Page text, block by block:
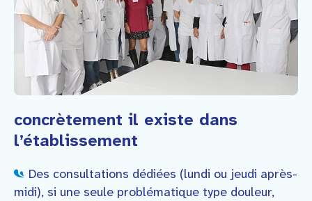
concrètement il existe dans
l’établissement
Des consultations dédiées (lundi ou jeudi après-
midi), si une seule problématique type douleur,